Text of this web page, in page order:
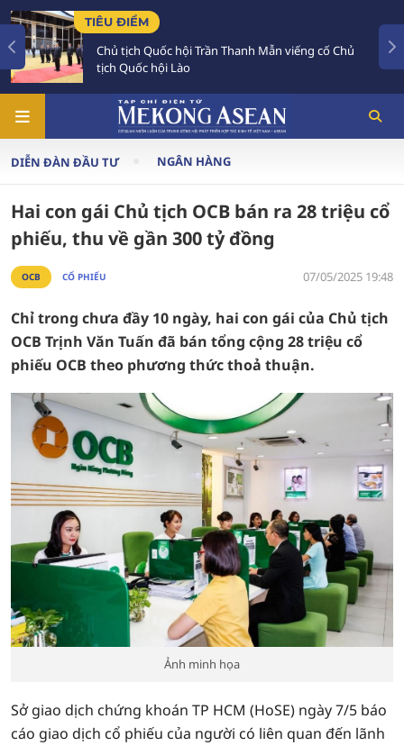
TIÊU ĐIỂM
Chủ tịch Quốc hội Trần Thanh Mẫn viếng cố Chủ
tịch Quốc hội Lào
DIỄN ĐÀN ĐẦU TƯ NGÂN HÀNG
Hai con gái Chủ tịch OCB bán ra 28 triệu cổ
phiếu, thu về gần 300 tỷ đồng
OCB CỔ PHIẾU 07/05/2025 19:48
Chỉ trong chưa đầy 10 ngày, hai con gái của Chủ tịch
OCB Trịnh Văn Tuấn đã bán tổng cộng 28 triệu cổ
phiếu OCB theo phương thức thoả thuận.
Ảnh minh họa
Sở giao dịch chứng khoán TP HCM (HoSE) ngày 7/5 báo
cáo giao dịch cổ phiếu của người có liên quan đến lãnh